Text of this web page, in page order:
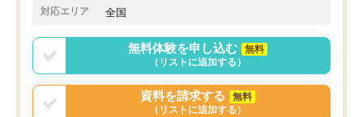
でした。
言う事で講師変更の申し出があり、あ
まりに短期での変更だった為、塾に通
う事にして退会しました。遅れも取り
戻せ、授業内容や講師の方は良かった
と思います。
対応エリア 全国
無料体験を申し込む
無料
（リストに追加する）
資料を請求する
無料
（リストに追加する）